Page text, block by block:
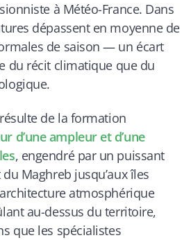
à Météo-France. Dans
dépassent en moyenne de
de saison — un écart
du récit climatique que du
de la formation
d’une ampleur et d’une
, engendré par un puissant
Maghreb jusqu’aux îles
atmosphérique
au-dessus du territoire,
que les spécialistes